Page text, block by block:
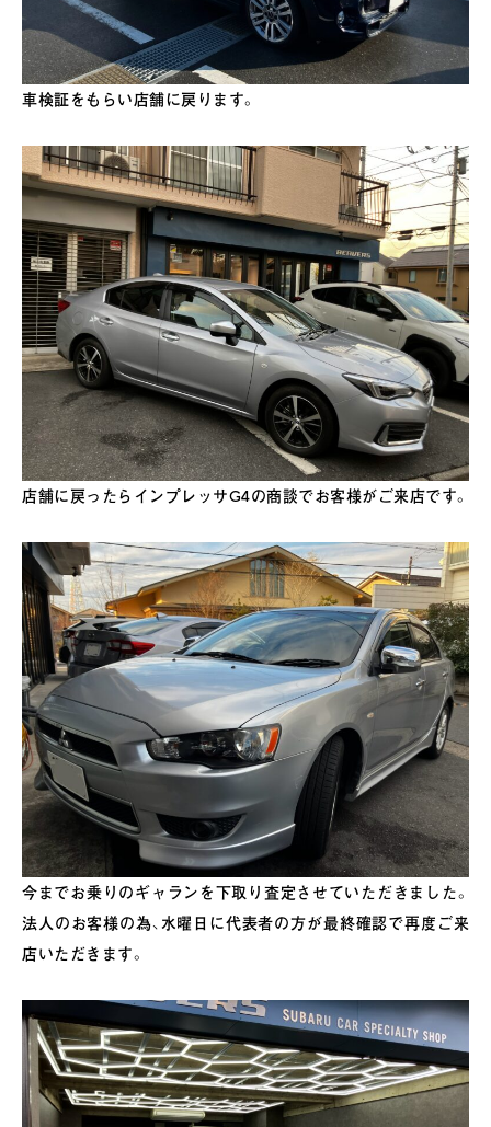
車検証をもらい店舗に戻ります。
店舗に戻ったらインプレッサG4の商談でお客様がご来店です。
今までお乗りのギャランを下取り査定させていただきました。
法人のお客様の為、水曜日に代表者の方が最終確認で再度ご来
店いただきます。